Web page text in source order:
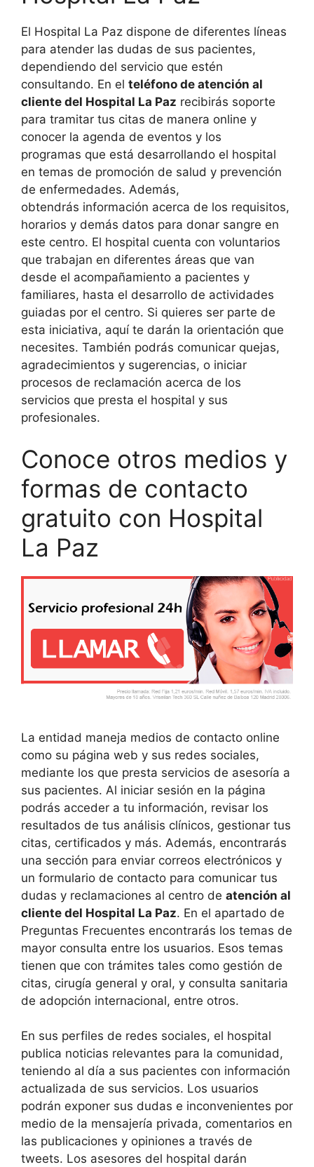
El Hospital La Paz dispone de diferentes líneas
para atender las dudas de sus pacientes,
dependiendo del servicio que estén
consultando. En el teléfono de atención al
cliente del Hospital La Paz recibirás soporte
para tramitar tus citas de manera online y
conocer la agenda de eventos y los
programas que está desarrollando el hospital
en temas de promoción de salud y prevención
de enfermedades. Además,
obtendrás información acerca de los requisitos,
horarios y demás datos para donar sangre en
este centro. El hospital cuenta con voluntarios
que trabajan en diferentes áreas que van
desde el acompañamiento a pacientes y
familiares, hasta el desarrollo de actividades
guiadas por el centro. Si quieres ser parte de
esta iniciativa, aquí te darán la orientación que
necesites. También podrás comunicar quejas,
agradecimientos y sugerencias, o iniciar
procesos de reclamación acerca de los
servicios que presta el hospital y sus
profesionales.
Conoce otros medios y
formas de contacto
gratuito con Hospital
La Paz
La entidad maneja medios de contacto online
como su página web y sus redes sociales,
mediante los que presta servicios de asesoría a
sus pacientes. Al iniciar sesión en la página
podrás acceder a tu información, revisar los
resultados de tus análisis clínicos, gestionar tus
citas, certificados y más. Además, encontrarás
una sección para enviar correos electrónicos y
un formulario de contacto para comunicar tus
dudas y reclamaciones al centro de atención al
cliente del Hospital La Paz. En el apartado de
Preguntas Frecuentes encontrarás los temas de
mayor consulta entre los usuarios. Esos temas
tienen que con trámites tales como gestión de
citas, cirugía general y oral, y consulta sanitaria
de adopción internacional, entre otros.
En sus perfiles de redes sociales, el hospital
publica noticias relevantes para la comunidad,
teniendo al día a sus pacientes con información
actualizada de sus servicios. Los usuarios
podrán exponer sus dudas e inconvenientes por
medio de la mensajería privada, comentarios en
las publicaciones y opiniones a través de
tweets. Los asesores del hospital darán